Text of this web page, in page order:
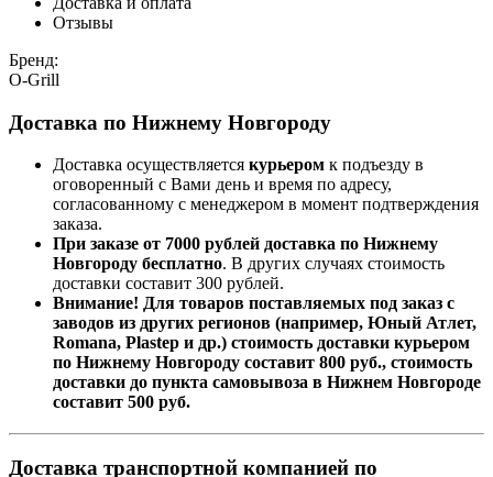
Отзывы
Бренд:
O-Grill
Доставка по Нижнему Новгороду
Доставка осуществляется курьером к подъезду в
оговоренный с Вами день и время по адресу,
согласованному с менеджером в момент подтверждения
заказа.
При заказе от 7000 рублей доставка по Нижнему
Новгороду бесплатно. В других случаях стоимость
доставки составит 300 рублей.
Внимание! Для товаров поставляемых под заказ с
заводов из других регионов (например, Юный Атлет,
Romana, Plastep и др.) стоимость доставки курьером
по Нижнему Новгороду составит 800 руб., стоимость
доставки до пункта самовывоза в Нижнем Новгороде
составит 500 руб.
Доставка транспортной компанией по